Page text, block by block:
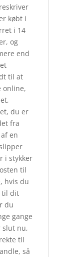
købt i
i 14
og
end
til at
online,
du er
fra
en
i stykker
til
hvis du
til dit
du
gange
slut nu,
til
så